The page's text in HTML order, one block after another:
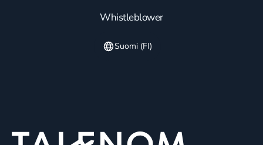
Whistleblower
Suomi (FI)